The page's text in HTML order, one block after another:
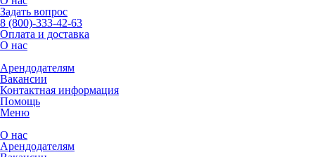
Задать вопрос
8 (800)-333-42-63
Оплата и доставка
О нас
Арендодателям
Вакансии
Контактная информация
Помощь
Меню
О нас
Арендодателям